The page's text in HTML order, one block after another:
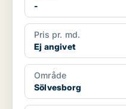
-
Pris pr. md.
Ej angivet
Område
Sölvesborg